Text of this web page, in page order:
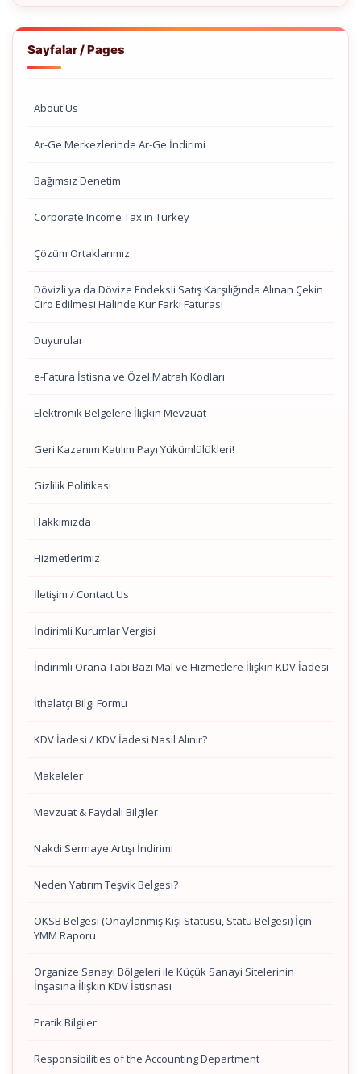
Sayfalar / Pages
About Us
Ar-Ge Merkezlerinde Ar-Ge İndirimi
Bağımsız Denetim
Corporate Income Tax in Turkey
Çözüm Ortaklarımız
Dövizli ya da Dövize Endeksli Satış Karşılığında Alınan Çekin
Ciro Edilmesi Halinde Kur Farkı Faturası
Duyurular
e-Fatura İstisna ve Özel Matrah Kodları
Elektronik Belgelere İlişkin Mevzuat
Geri Kazanım Katılım Payı Yükümlülükleri!
Gizlilik Politikası
Hakkımızda
Hizmetlerimiz
İletişim / Contact Us
İndirimli Kurumlar Vergisi
İndirimli Orana Tabi Bazı Mal ve Hizmetlere İlişkin KDV İadesi
İthalatçı Bilgi Formu
KDV İadesi / KDV İadesi Nasıl Alınır?
Makaleler
Mevzuat & Faydalı Bilgiler
Nakdi Sermaye Artışı İndirimi
Neden Yatırım Teşvik Belgesi?
OKSB Belgesi (Onaylanmış Kişi Statüsü, Statü Belgesi) İçin
YMM Raporu
Organize Sanayi Bölgeleri ile Küçük Sanayi Sitelerinin
İnşasına İlişkin KDV İstisnası
Pratik Bilgiler
Responsibilities of the Accounting Department